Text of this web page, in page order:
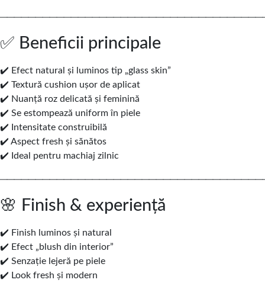
✅ Beneficii principale
✔️ Efect natural și luminos tip „glass skin”
✔️ Textură cushion ușor de aplicat
✔️ Nuanță roz delicată și feminină
✔️ Se estompează uniform în piele
✔️ Intensitate construibilă
✔️ Aspect fresh și sănătos
✔️ Ideal pentru machiaj zilnic
🌸 Finish & experiență
✔️ Finish luminos și natural
✔️ Efect „blush din interior”
✔️ Senzație lejeră pe piele
✔️ Look fresh și modern